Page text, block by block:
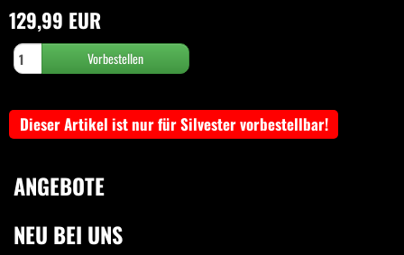
129,99 EUR
Dieser Artikel ist nur für Silvester vorbestellbar!
ANGEBOTE
NEU BEI UNS